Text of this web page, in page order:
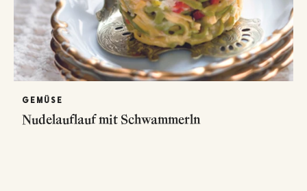
GEMÜSE
Nudelauflauf mit Schwammerln